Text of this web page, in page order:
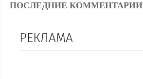
ПОСЛЕДНИЕ КОММЕНТАРИИ
РЕКЛАМА